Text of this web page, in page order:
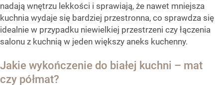
nadają wnętrzu lekkości i sprawiają, że nawet mniejsza
kuchnia wydaje się bardziej przestronna, co sprawdza się
idealnie w przypadku niewielkiej przestrzeni czy łączenia
salonu z kuchnią w jeden większy aneks kuchenny.
Jakie wykończenie do białej kuchni – mat
czy półmat?